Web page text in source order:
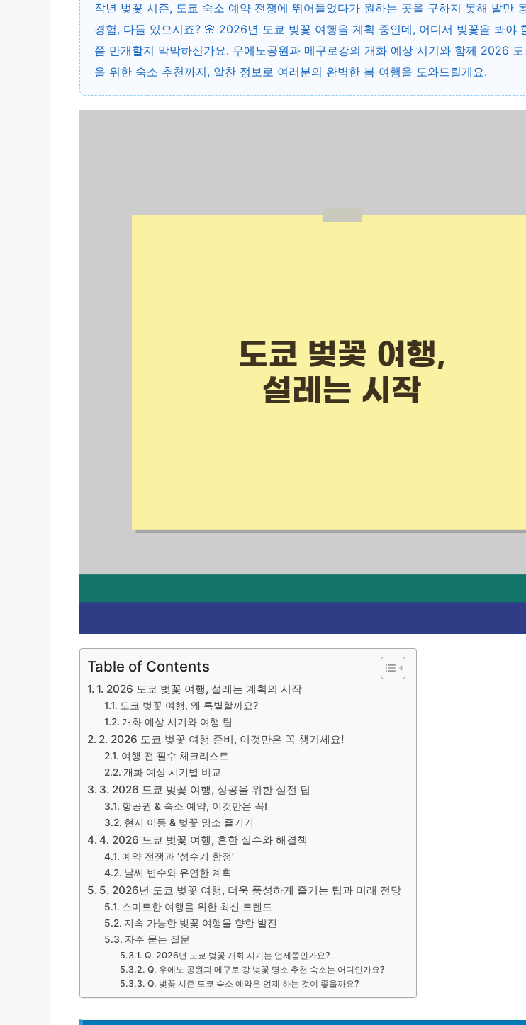
작년 벚꽃 시즌, 도쿄 숙소 예약 전쟁에 뛰어들었다가 원하는 곳을 구하지 못해 발만
경험, 다들 있으시죠? 🌸 2026년 도쿄 벚꽃 여행을 계획 중인데, 어디서 벚꽃을 봐야
쯤 만개할지 막막하신가요. 우에노공원과 메구로강의 개화 예상 시기와 함께 2026 도
을 위한 숙소 추천까지, 알찬 정보로 여러분의 완벽한 봄 여행을 도와드릴게요.
Table of Contents
1. 2026 도쿄 벚꽃 여행, 설레는 계획의 시작
도쿄 벚꽃 여행, 왜 특별할까요?
개화 예상 시기와 여행 팁
2. 2026 도쿄 벚꽃 여행 준비, 이것만은 꼭 챙기세요!
여행 전 필수 체크리스트
개화 예상 시기별 비교
3. 2026 도쿄 벚꽃 여행, 성공을 위한 실전 팁
항공권 & 숙소 예약, 이것만은 꼭!
현지 이동 & 벚꽃 명소 즐기기
4. 2026 도쿄 벚꽃 여행, 흔한 실수와 해결책
예약 전쟁과 ‘성수기 함정’
날씨 변수와 유연한 계획
5. 2026년 도쿄 벚꽃 여행, 더욱 풍성하게 즐기는 팁과 미래 전망
스마트한 여행을 위한 최신 트렌드
지속 가능한 벚꽃 여행을 향한 발전
자주 묻는 질문
Q. 2026년 도쿄 벚꽃 개화 시기는 언제쯤인가요?
Q. 우에노 공원과 메구로 강 벚꽃 명소 추천 숙소는 어디인가요?
Q. 벚꽃 시즌 도쿄 숙소 예약은 언제 하는 것이 좋을까요?